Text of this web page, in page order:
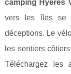
camping Hyères
vers les îles se
déceptions. Le
les sentiers
Téléchargez les